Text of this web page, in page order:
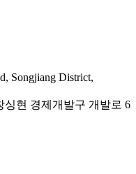
Songjiang District,
싱현 경제개발구 개발로 6